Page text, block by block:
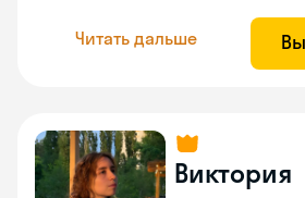
Читать дальше
Виктория